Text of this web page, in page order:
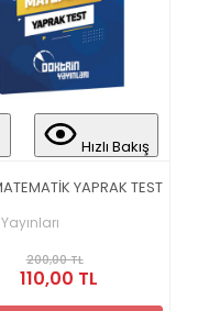
Hızlı Bakış
YAPRAK TEST
200,00 TL
110,00 TL